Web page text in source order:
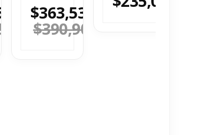
Acondici
onador
Bonacur
$390,900
$363,537
o